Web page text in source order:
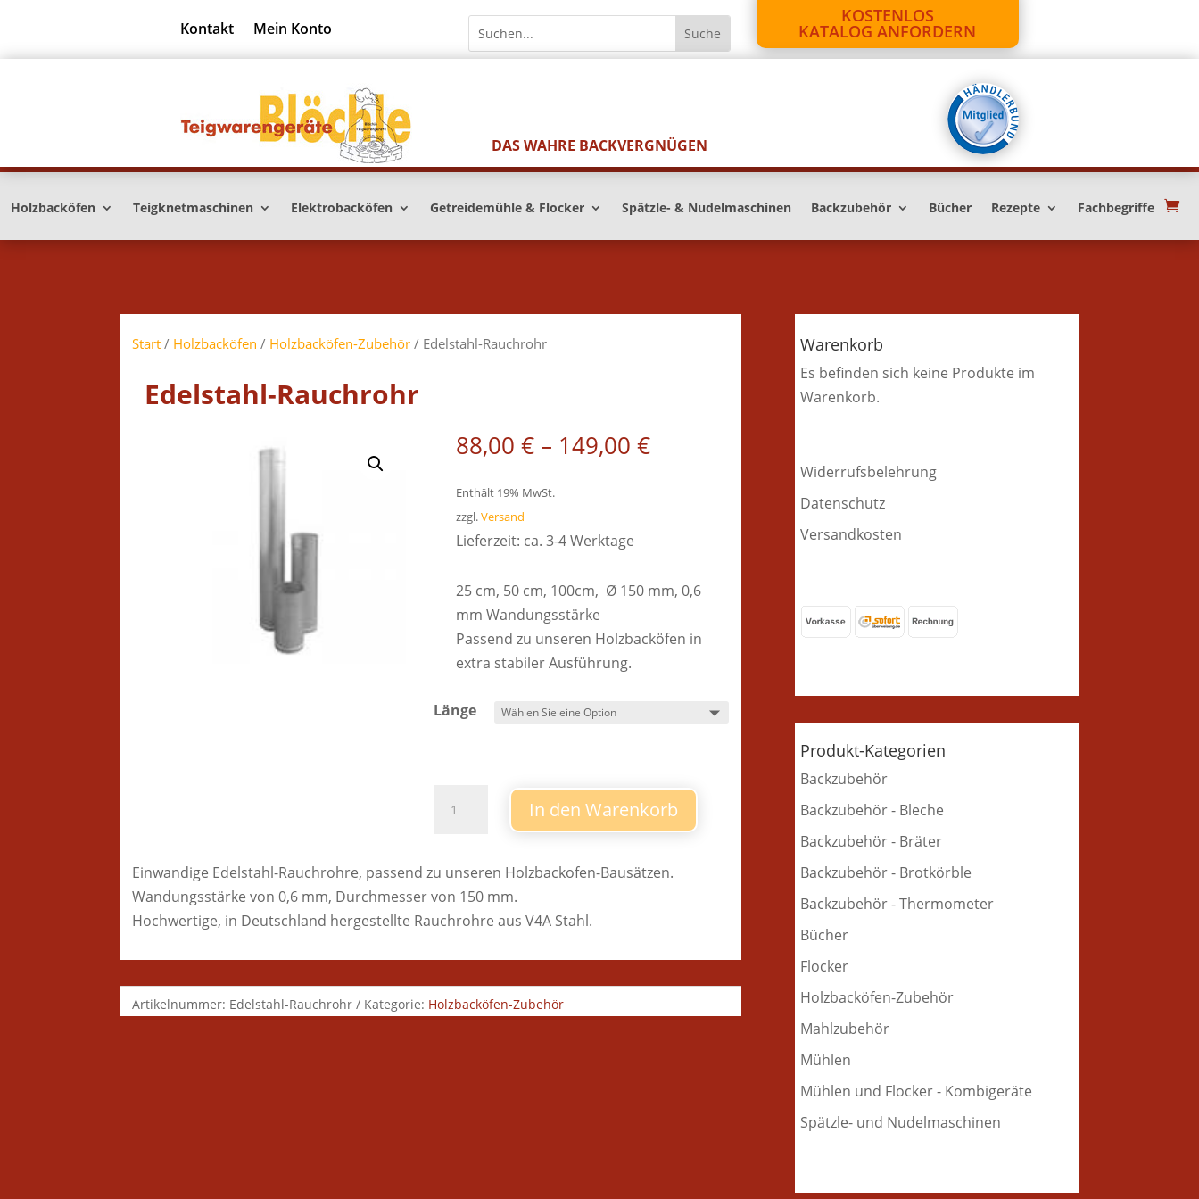
Kontakt Mein Konto
KOSTENLOS
KATALOG ANFORDERN
DAS WAHRE BACKVERGNÜGEN
Holzbacköfen Teigknetmaschinen Elektrobacköfen Getreidemühle & Flocker Spätzle- & Nudelmaschinen Backzubehör Bücher Rezepte Fachbegriffe
Start / Holzbacköfen / Holzbacköfen-Zubehör / Edelstahl-Rauchrohr
Edelstahl-Rauchrohr
88,00€ – 149,00€
Enthält 19% MwSt.
zzgl.Versand
Lieferzeit: ca. 3-4 Werktage
25 cm, 50 cm, 100cm, Ø 150 mm, 0,6
mm Wandungsstärke
Passend zu unseren Holzbacköfen in
extra stabiler Ausführung.
Länge
Rauchrohr
In den Warenkorb
Einwandige Edelstahl-Rauchrohre, passend zu unseren Holzbackofen-Bausätzen.
Wandungsstärke von 0,6 mm, Durchmesser von 150 mm.
Hochwertige, in Deutschland hergestellte Rauchrohre aus V4A Stahl.
Artikelnummer: Edelstahl-Rauchrohr Kategorie: Holzbacköfen-Zubehör
Warenkorb
Es befinden sich keine Produkte im
Warenkorb.
Widerrufsbelehrung
Datenschutz
Versandkosten
Produkt-Kategorien
Backzubehör
Backzubehör - Bleche
Backzubehör - Bräter
Backzubehör - Brotkörble
Backzubehör - Thermometer
Bücher
Flocker
Holzbacköfen-Zubehör
Mahlzubehör
Mühlen
Mühlen und Flocker - Kombigeräte
Spätzle- und Nudelmaschinen